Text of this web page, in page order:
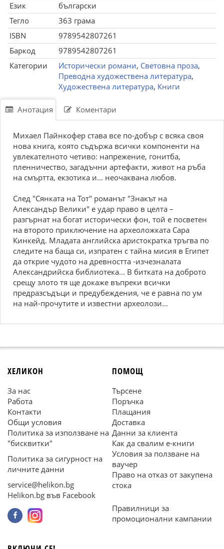
Език
български
Тегло
363 грама
ISBN
9789542807261
Баркод
9789542807261
Категории
Исторически романи, Световна проза,
Преводна художествена литература,
Художествена литература, Книги
Анотация Коментари
Михаел Пайнкофер става все по-добър с всяка своя
нова книга, която съдържа всички компоненти на
увлекателното четиво: напрежение, гонитба,
пленничество, загадъчни артефакти, живот на ръба
на смъртта, екзотика и... неочаквана любов.
След "Сянката на Тот" романът "Знакът на
Александър Велики" е удар право в целта –
разгърнат на богат исторически фон, той е посветен
на второто приключение на археоложката Сара
Кинкейд. Младата английска аристократка тръгва по
следите на баща си, изпратен с тайна мисия в Египет
да открие чудото на древността -изчезналата
Александрийска библиотека... В битката на доброто
срещу злото тя ще докаже въпреки всички
предразсъдъци и предубеждения, че е равна по ум
на най-прочутите и известни археолози...
ХЕЛИКОН
За нас
Работа
Контакти
Общи условия
Политика за използване на
"бисквитки"
Политика за сигурност на
личните данни
service@helikon.bg
Helikon.bg във Facebook
ПОМОЩ
Търсене
Поръчка
Плащания
Доставка
Данни за клиента
Как да свалим е-книги
Условия за ползване на
ваучер
Право на отказ от закупена
стока
Правилници за
промоционални кампании